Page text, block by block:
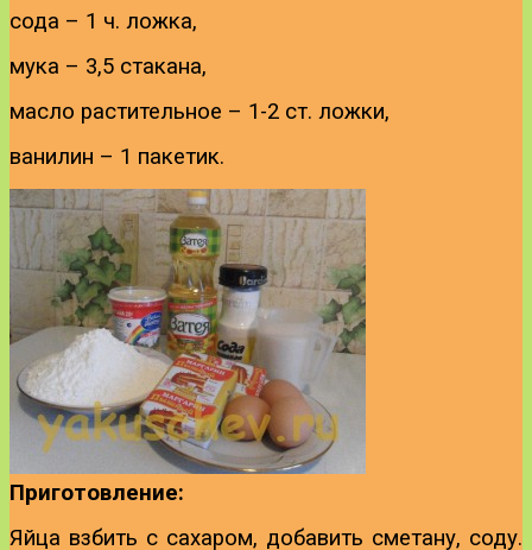
сода – 1 ч. ложка,
мука – 3,5 стакана,
масло растительное – 1-2 ст. ложки,
ванилин – 1 пакетик.
Приготовление:
Яйца взбить с сахаром, добавить сметану, соду.